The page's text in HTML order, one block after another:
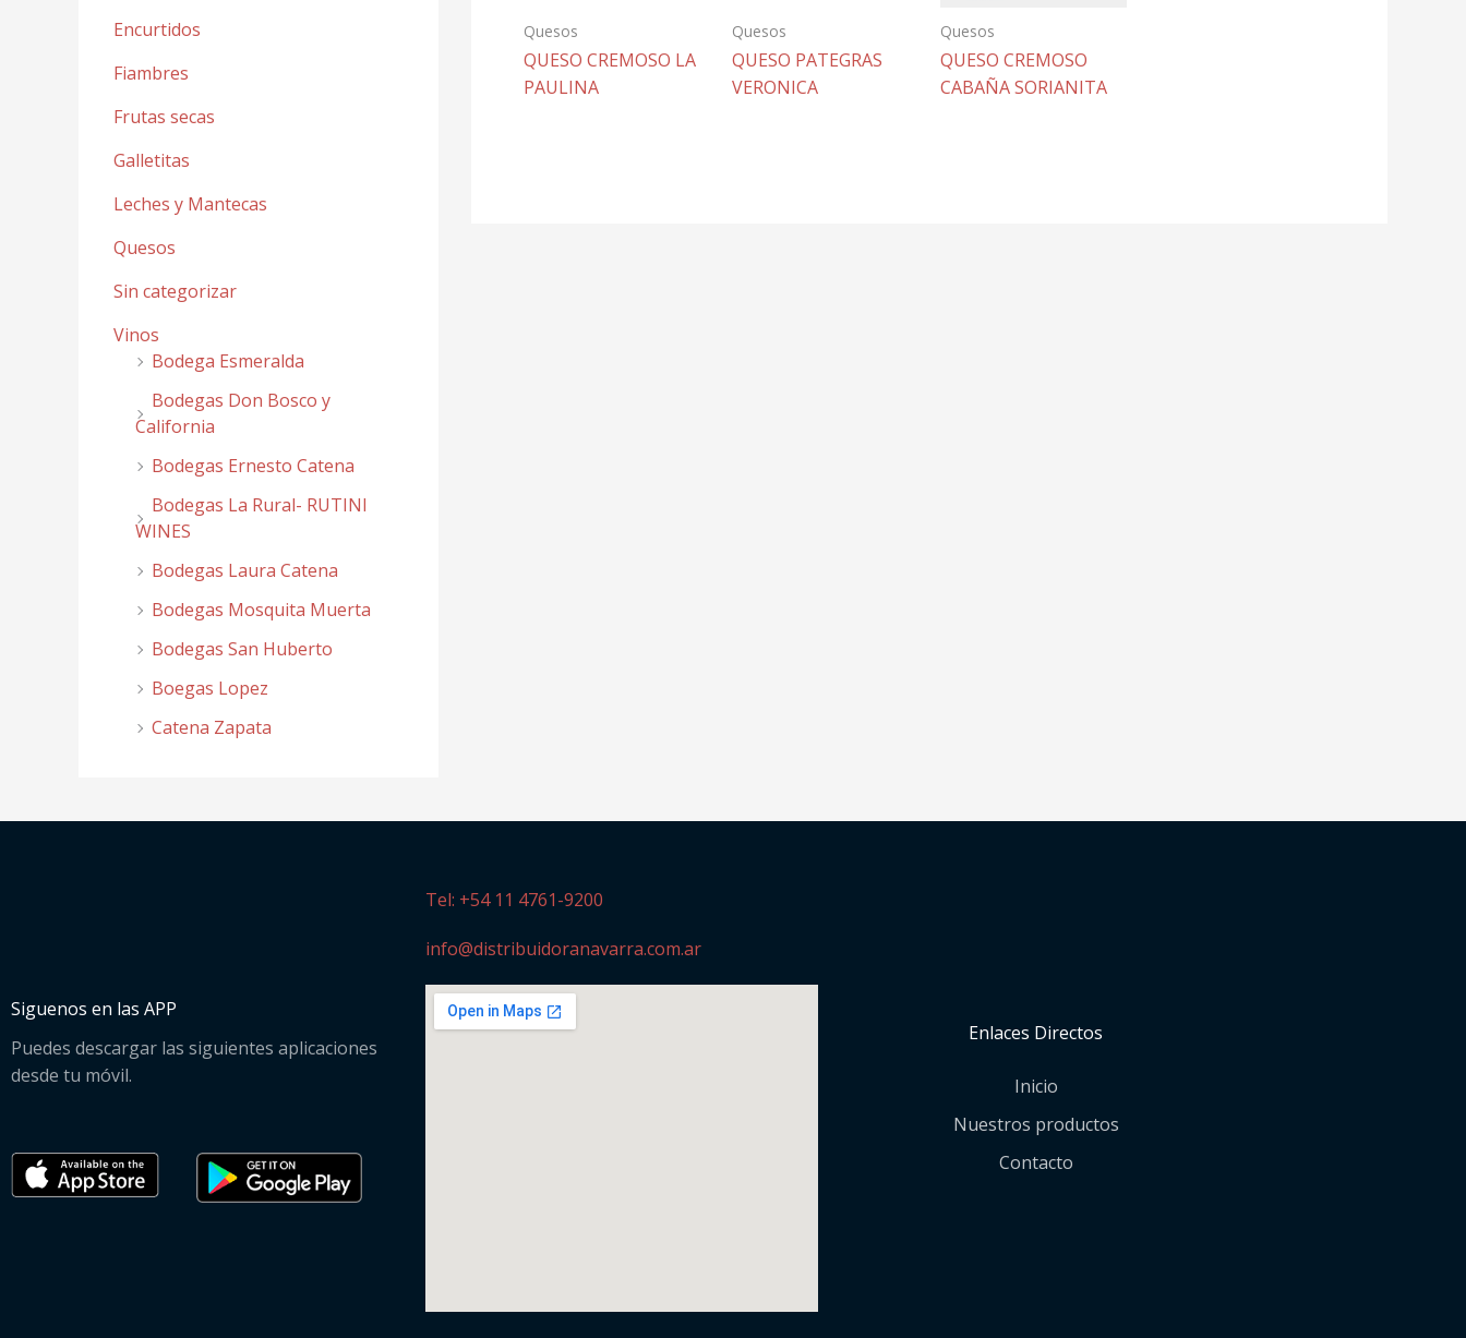
Encurtidos
Fiambres
Frutas secas
Galletitas
Leches y Mantecas
Quesos
Sin categorizar
Vinos
Bodega Esmeralda
Bodegas Don Bosco y
California
Bodegas Ernesto Catena
Bodegas La Rural- RUTINI
WINES
Bodegas Laura Catena
Bodegas Mosquita Muerta
Bodegas San Huberto
Boegas Lopez
Catena Zapata
Quesos
QUESO CREMOSO LA
PAULINA
Quesos
QUESO PATEGRAS
VERONICA
Quesos
QUESO CREMOSO
CABAÑA SORIANITA
Siguenos en las APP
Puedes descargar las siguientes aplicaciones
desde tu móvil.
Tel: +54 11 4761-9200
info@distribuidoranavarra.com.ar
Enlaces Directos
Inicio
Nuestros productos
Contacto